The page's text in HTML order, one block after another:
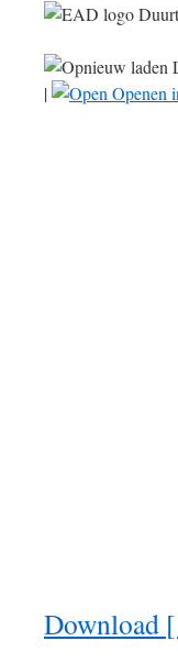
|
Openen
Download